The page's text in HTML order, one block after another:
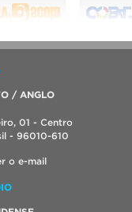
/ ANGLO
01 - Centro
- 96010-610
o e-mail